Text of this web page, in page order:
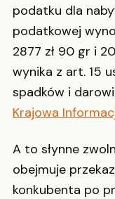
podatku dla
podatkowej
2877 zł 90 gr i
wynika z art. 15
spadków i
Krajowa
A to słynne
obejmuje
konkubenta po